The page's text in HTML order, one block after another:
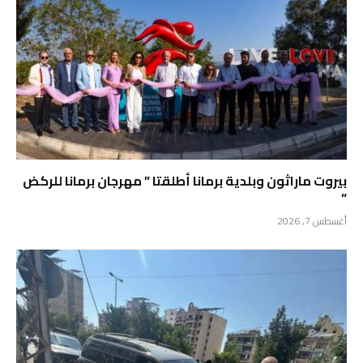
بيروت ماراثون وبلدية برمانا أطلقتا ” مهرجان برمانا للركض
“
أغسطس 7, 2026